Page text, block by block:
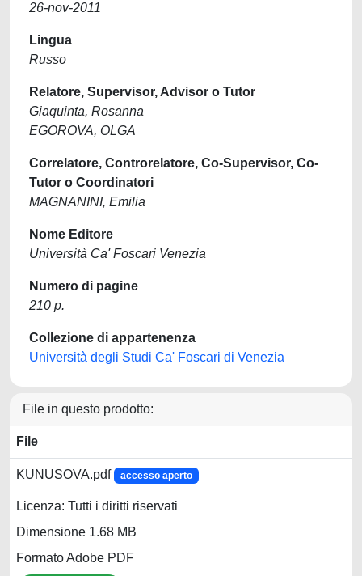
26-nov-2011
Lingua
Russo
Relatore, Supervisor, Advisor o Tutor
Giaquinta, Rosanna
EGOROVA, OLGA
Correlatore, Controrelatore, Co-Supervisor, Co-
Tutor o Coordinatori
MAGNANINI, Emilia
Nome Editore
Università Ca' Foscari Venezia
Numero di pagine
210 p.
Collezione di appartenenza
Università degli Studi Ca' Foscari di Venezia
File in questo prodotto:
File
KUNUSOVA.pdf accesso aperto
Licenza: Tutti i diritti riservati
Dimensione 1.68 MB
Formato Adobe PDF